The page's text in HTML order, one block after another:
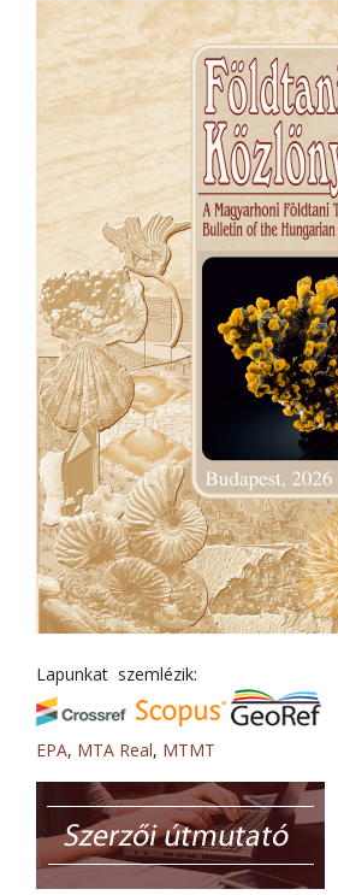
Lapunkat szemlézik:
EPA, MTA Real, MTMT